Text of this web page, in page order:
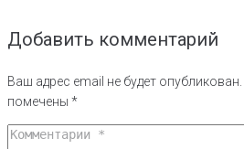
Добавить комментарий
Ваш адрес email не будет опубликован.
помечены *